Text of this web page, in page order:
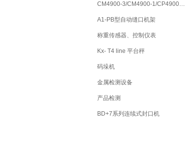
CM4900-3/CM4900-1/CP4900…
A1-PB型自动缝口机架
称重传感器、控制仪表
Kx- T4 line 平台秤
码垛机
金属检测设备
产品检测
BD+7系列连续式封口机